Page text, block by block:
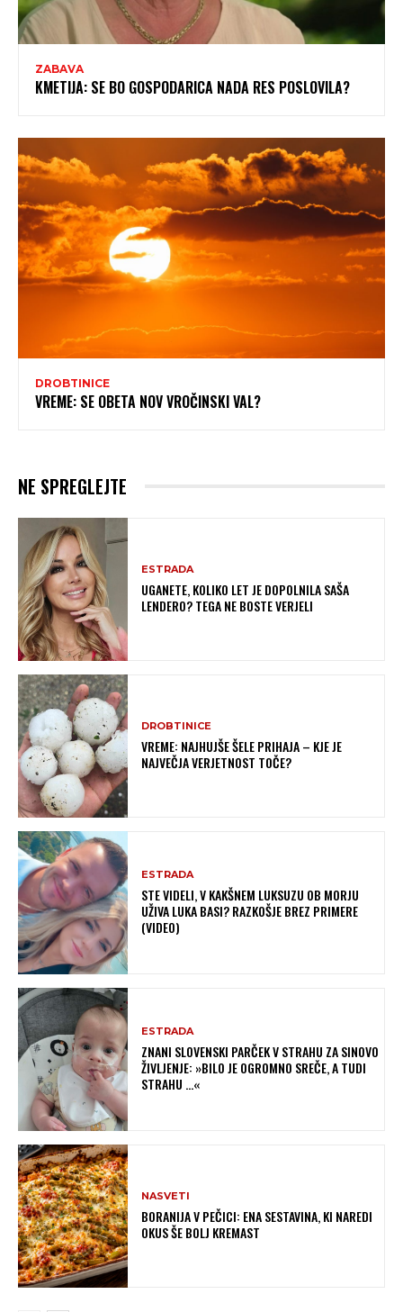
ZABAVA
KMETIJA: SE BO GOSPODARICA NADA RES POSLOVILA?
DROBTINICE
VREME: SE OBETA NOV VROČINSKI VAL?
NE SPREGLEJTE
ESTRADA
UGANETE, KOLIKO LET JE DOPOLNILA SAŠA
LENDERO? TEGA NE BOSTE VERJELI
DROBTINICE
VREME: NAJHUJŠE ŠELE PRIHAJA – KJE JE
NAJVEČJA VERJETNOST TOČE?
ESTRADA
STE VIDELI, V KAKŠNEM LUKSUZU OB MORJU
UŽIVA LUKA BASI? RAZKOŠJE BREZ PRIMERE
(VIDEO)
ESTRADA
ZNANI SLOVENSKI PARČEK V STRAHU ZA SINOVO
ŽIVLJENJE: »BILO JE OGROMNO SREČE, A TUDI
STRAHU …«
NASVETI
BORANIJA V PEČICI: ENA SESTAVINA, KI NAREDI
OKUS ŠE BOLJ KREMAST